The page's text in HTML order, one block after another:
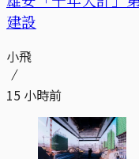
建設
小飛
15 小時前